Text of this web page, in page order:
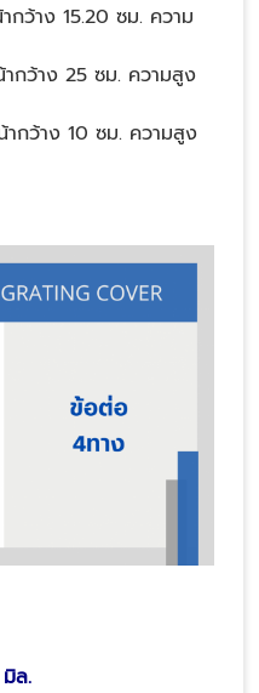
ว้าง 15.20 ซม. ความ
กว้าง 25 ซม. ความสูง
กว้าง 10 ซม. ความสูง
ล.